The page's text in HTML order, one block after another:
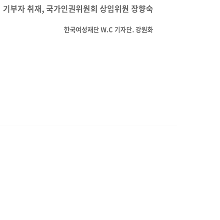
기부자 취재, 국가인권위원회 상임위원 장향숙
한국여성재단 W.C 기자단. 강원화